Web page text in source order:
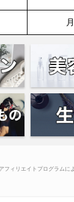
フィリエイトプログラムに